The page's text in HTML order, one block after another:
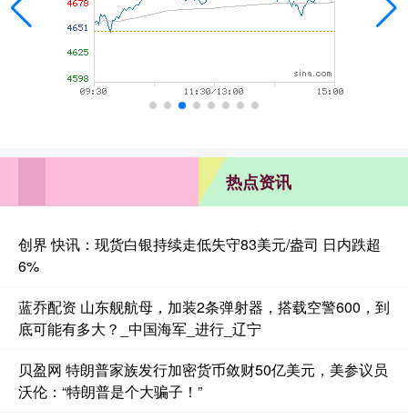
热点资讯
创界 快讯：现货白银持续走低失守83美元/盎司 日内跌超
6%
蓝乔配资 山东舰航母，加装2条弹射器，搭载空警600，到
底可能有多大？_中国海军_进行_辽宁
贝盈网 特朗普家族发行加密货币敛财50亿美元，美参议员
沃伦：“特朗普是个大骗子！”